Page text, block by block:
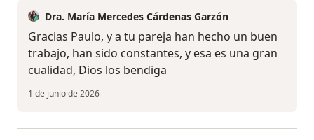
Dra. María Mercedes Cárdenas Garzón
Gracias Paulo, y a tu pareja han hecho un buen
trabajo, han sido constantes, y esa es una gran
cualidad, Dios los bendiga
1 de junio de 2026